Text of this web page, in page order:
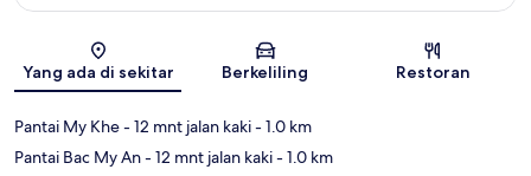
Peta
Yang ada di sekitar Berkeliling Restoran
Pantai My Khe- 12 mnt jalan kaki- 1.0 km
Pantai Bac My An- 12 mnt jalan kaki- 1.0 km